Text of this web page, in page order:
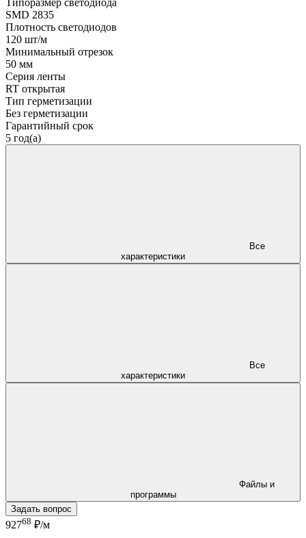
SMD 2835
Плотность светодиодов
120 шт/м
Минимальный отрезок
50 мм
Серия ленты
RT открытая
Тип герметизации
Без герметизации
Гарантийный срок
5 год(а)
характеристики
характеристики
программы
Задать вопрос
92768 ₽/м